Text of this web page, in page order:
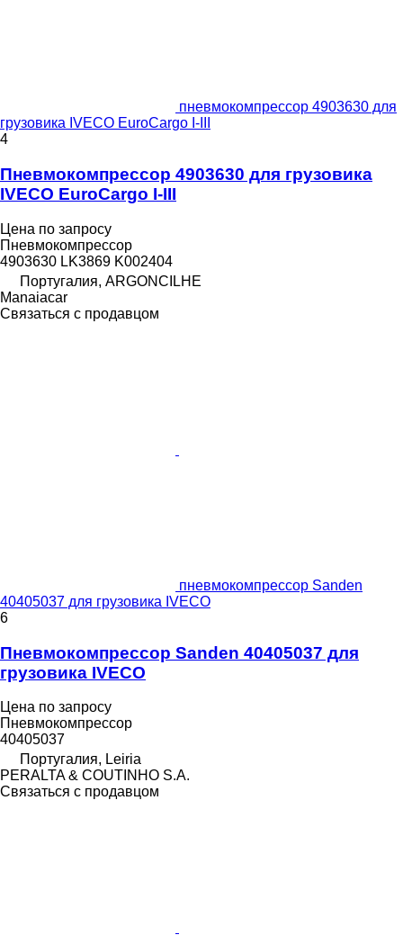
пневмокомпрессор 4903630 для
грузовика IVECO EuroCargo I-III
4
Пневмокомпрессор 4903630 для грузовика
IVECO EuroCargo I-III
Цена по запросу
Пневмокомпрессор
4903630 LK3869 K002404
Португалия, ARGONCILHE
Manaiacar
Связаться с продавцом
пневмокомпрессор Sanden
40405037 для грузовика IVECO
6
Пневмокомпрессор Sanden 40405037 для
грузовика IVECO
Цена по запросу
Пневмокомпрессор
40405037
Португалия, Leiria
PERALTA & COUTINHO S.A.
Связаться с продавцом